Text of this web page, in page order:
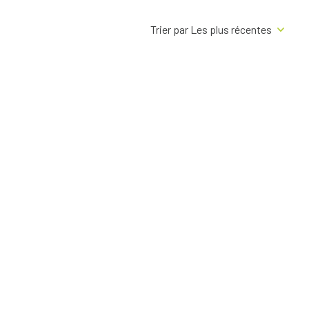
Trier par Les plus récentes